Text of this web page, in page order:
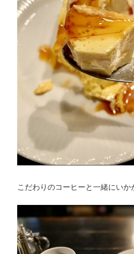
こだわりのコーヒーと一緒にいか